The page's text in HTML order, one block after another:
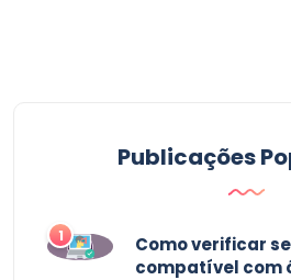
Publicações
1
Como verificar se
compatível com